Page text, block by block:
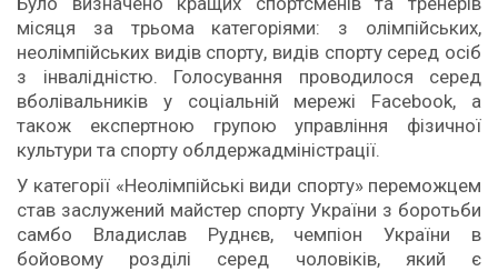
місяця за трьома категоріями: з олімпійських,
неолімпійських видів спорту, видів спорту серед осіб
з інвалідністю. Голосування проводилося серед
вболівальників у соціальній мережі Facebook, а
також експертною групою управління фізичної
культури та спорту облдержадміністрації.
У категорії «Неолімпійські види спорту» переможцем
став заслужений майстер спорту України з боротьби
самбо Владислав Руднєв, чемпіон України в
бойовому розділі серед чоловіків, який є